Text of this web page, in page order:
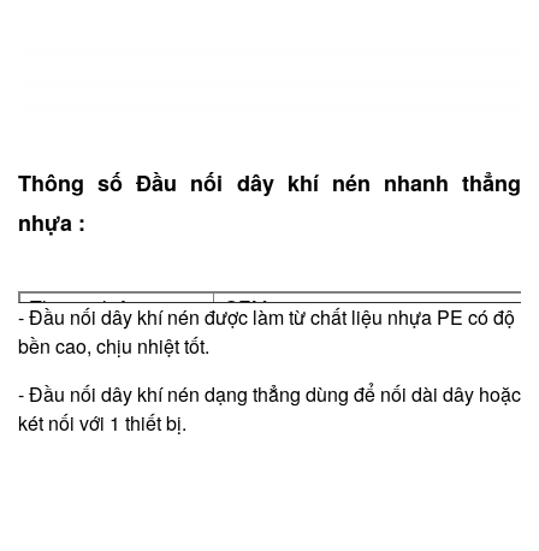
Thông số Đầu nối dây khí nén nhanh thẳng
nhựa :
Thương hiệu
OEM
Tên sản phẩm
Đầu nối dây khí nén nhanh thẳng
Mã sản phẩm
Kích thước
DNNN10
- Đầu nối dây khí nén được làm từ chất liệu nhựa PE có độ
bền cao, chịu nhiệt tốt.
- Đầu nối dây khí nén dạng thẳng dùng để nối dài dây hoặc
két nối với 1 thiết bị.